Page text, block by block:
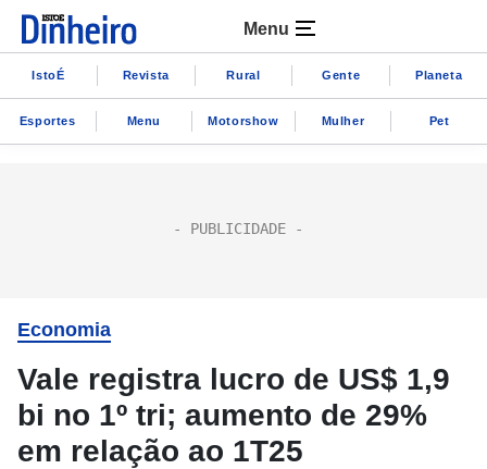
Menu
IstoÉ Revista Rural Gente Planeta
Esportes Menu Motorshow Mulher Pet
Economia
Vale registra lucro de US$ 1,9
bi no 1º tri; aumento de 29%
em relação ao 1T25